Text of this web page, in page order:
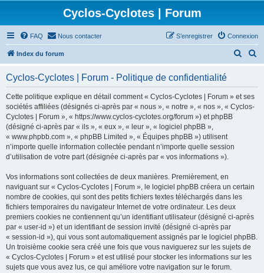
Cyclos-Cyclotes | Forum
FAQ Nous contacter Connexion
S’enregistrer
Index du forum
h
e
Cyclos-Cyclotes | Forum - Politique de confidentialité
Cette politique explique en détail comment « Cyclos-Cyclotes | Forum » et ses
sociétés affiliées (désignés ci-après par « nous », « notre », « nos », « Cyclos-
Cyclotes | Forum », « https://www.cyclos-cyclotes.org/forum ») et phpBB
(désigné ci-après par « ils », « eux », « leur », « logiciel phpBB »,
« www.phpbb.com », « phpBB Limited », « Équipes phpBB ») utilisent
n’importe quelle information collectée pendant n’importe quelle session
d’utilisation de votre part (désignée ci-après par « vos informations »).
Vos informations sont collectées de deux manières. Premièrement, en
naviguant sur « Cyclos-Cyclotes | Forum », le logiciel phpBB créera un certain
nombre de cookies, qui sont des petits fichiers textes téléchargés dans les
fichiers temporaires du navigateur Internet de votre ordinateur. Les deux
premiers cookies ne contiennent qu’un identifiant utilisateur (désigné ci-après
par « user-id ») et un identifiant de session invité (désigné ci-après par
« session-id »), qui vous sont automatiquement assignés par le logiciel phpBB.
Un troisième cookie sera créé une fois que vous naviguerez sur les sujets de
« Cyclos-Cyclotes | Forum » et est utilisé pour stocker les informations sur les
sujets que vous avez lus, ce qui améliore votre navigation sur le forum.